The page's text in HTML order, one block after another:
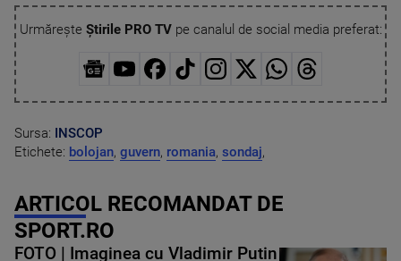
Urmărește Știrile PRO TVpe canalul de social media preferat:
Sursa: INSCOP
Etichete: bolojan, guvern, romania, sondaj,
ARTICOL RECOMANDAT DE
SPORT.RO
FOTO | Imaginea cu Vladimir Putin